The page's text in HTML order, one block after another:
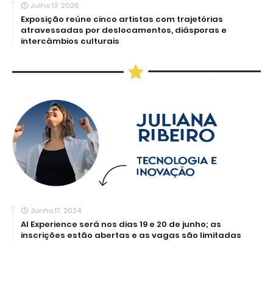
Julho 13, 2026
Exposição reúne cinco artistas com trajetórias
atravessadas por deslocamentos, diásporas e
intercâmbios culturais
Junho 17, 2024
AI Experience será nos dias 19 e 20 de junho; as
inscrições estão abertas e as vagas são limitadas